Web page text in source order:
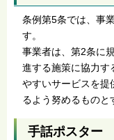
条例第5条では、事
す。
事業者は、第2条に
進する施策に協力す
やすいサービスを提
るよう努めるものと
手話ポスター